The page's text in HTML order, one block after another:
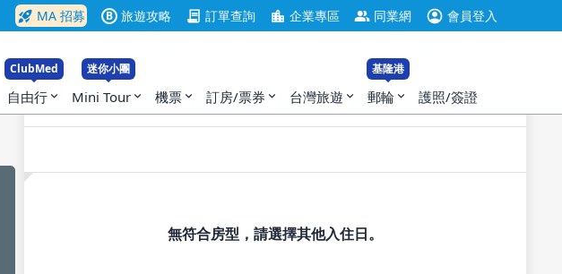
rocket_launch MA 招募 B 旅遊攻略 contract 訂單查詢 location_city 企業專區 group 同業網 account_circle 會員登入
ClubMed
自由行 expand_more
迷你小團
Mini Tour expand_more 機票 expand_more 訂房/票券 expand_more 台灣旅遊 expand_more
基隆港
郵輪 expand_more 護照/簽證
入住 退房
2位成人, 0位小孩，1間客房
無符合房型，請選擇其他入住日。